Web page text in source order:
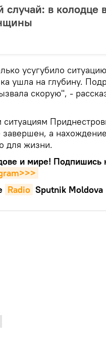
в колодце
усугубило
ушла на глубину.
скорую", -
а
для жизни.
и мире! Подпишись
Radio Sputnik Moldova